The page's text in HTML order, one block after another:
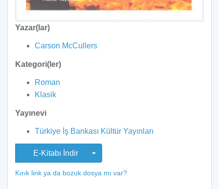
Yazar(lar)
Carson McCullers
Kategori(ler)
Roman
Klasik
Yayınevi
Türkiye İş Bankası Kültür Yayınları
E-Kitabı İndir
Kırık link ya da bozuk dosya mı var?